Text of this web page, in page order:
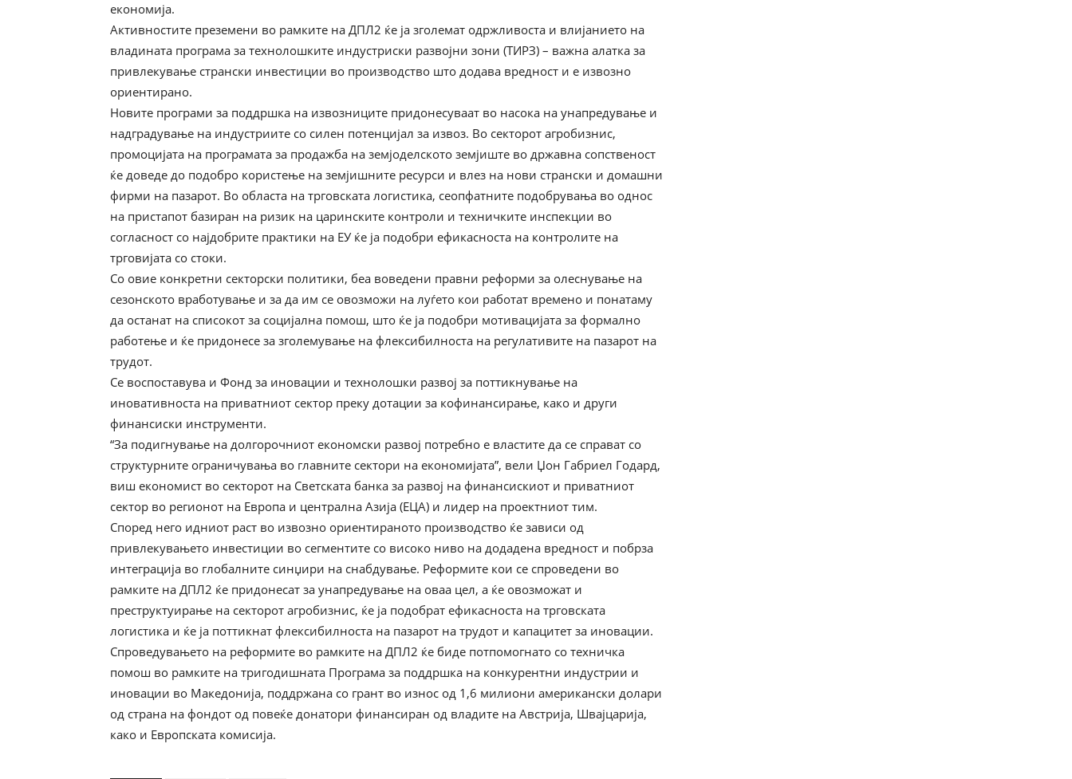
економија.
Активностите преземени во рамките на ДПЛ2 ќе ја зголемат одржливоста и влијанието на
владината програма за технолошките индустриски развојни зони (ТИРЗ) – важна алатка за
привлекување странски инвестиции во производство што додава вредност и е извозно
ориентирано.
Новите програми за поддршка на извозниците придонесуваат во насока на унапредување и
надградување на индустриите со силен потенцијал за извоз. Во секторот агробизнис,
промоцијата на програмата за продажба на земјоделското земјиште во државна сопственост
ќе доведе до подобро користење на земјишните ресурси и влез на нови странски и домашни
фирми на пазарот. Во областа на трговската логистика, сеопфатните подобрувања во однос
на пристапот базиран на ризик на царинските контроли и техничките инспекции во
согласност со најдобрите практики на ЕУ ќе ја подобри ефикасноста на контролите на
трговијата со стоки.
Со овие конкретни секторски политики, беа воведени правни реформи за олеснување на
сезонското вработување и за да им се овозможи на луѓето кои работат времено и понатаму
да останат на списокот за социјална помош, што ќе ја подобри мотивацијата за формално
работење и ќе придонесе за зголемување на флексибилноста на регулативите на пазарот на
трудот.
Се воспоставува и Фонд за иновации и технолошки развој за поттикнување на
иновативноста на приватниот сектор преку дотации за кофинансирање, како и други
финансиски инструменти.
“За подигнување на долгорочниот економски развој потребно е властите да се справат со
структурните ограничувања во главните сектори на економијата”, вели Џон Габриел Годард,
виш економист во секторот на Светската банка за развој на финансискиот и приватниот
сектор во регионот на Европа и централна Азија (ЕЦА) и лидер на проектниот тим.
Според него идниот раст во извозно ориентираното производство ќе зависи од
привлекувањето инвестиции во сегментите со високо ниво на додадена вредност и побрза
интеграција во глобалните синџири на снабдување. Реформите кои се спроведени во
рамките на ДПЛ2 ќе придонесат за унапредување на оваа цел, а ќе овозможат и
преструктуирање на секторот агробизнис, ќе ја подобрат ефикасноста на трговската
логистика и ќе ја поттикнат флексибилноста на пазарот на трудот и капацитет за иновации.
Спроведувањето на реформите во рамките на ДПЛ2 ќе биде потпомогнато со техничка
помош во рамките на тригодишната Програма за поддршка на конкурентни индустрии и
иновации во Македонија, поддржана со грант во износ од 1,6 милиони американски долари
од страна на фондот од повеќе донатори финансиран од владите на Австрија, Швајцарија,
како и Европската комисија.